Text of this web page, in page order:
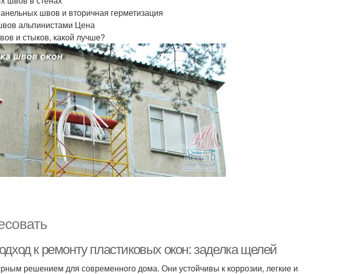
швов и вторичная герметизация
альпинистами Цена
и стыков, какой лучше?
к ремонту пластиковых окон: заделка щелей
решением для современного дома. Они устойчивы к коррозии, легкие и